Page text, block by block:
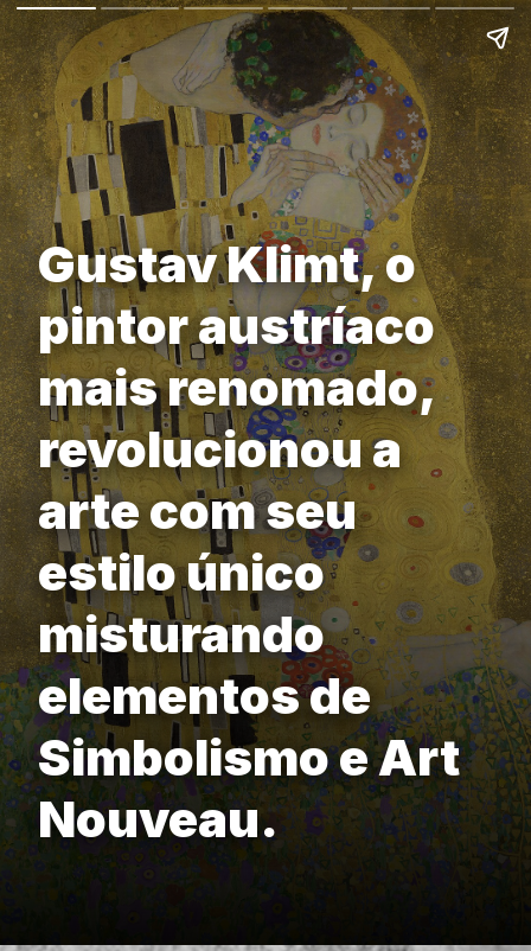
Gustav Klimt, o
pintor austríaco
mais renomado,
revolucionou a
arte com seu
estilo único
misturando
elementos de
Simbolismo e Art
Nouveau.